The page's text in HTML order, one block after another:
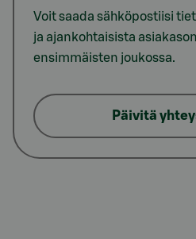
Voit saada sähköpostiisi
ja ajankohtaisista
ensimmäisten joukossa.
Päivitä